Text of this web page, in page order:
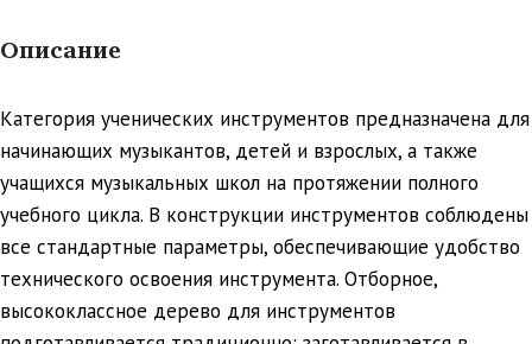
Описание
Категория ученических инструментов предназначена для
начинающих музыкантов, детей и взрослых, а также
учащихся музыкальных школ на протяжении полного
учебного цикла. В конструкции инструментов соблюдены
все стандартные параметры, обеспечивающие удобство
технического освоения инструмента. Отборное,
высококлассное дерево для инструментов